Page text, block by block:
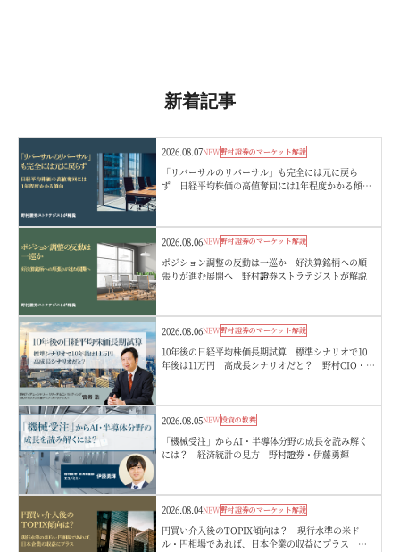
新着記事
2026.08.07NEW野村證券のマーケット解説
「リバーサルのリバーサル」も完全には元に戻ら
ず 日経平均株価の高値奪回には1年程度かかる傾
2026.08.06NEW野村證券のマーケット解説
ポジション調整の反動は一巡か 好決算銘柄への順
張りが進む展開へ 野村證券ストラテジストが解説
2026.08.06NEW野村證券のマーケット解説
10年後の日経平均株価長期試算 標準シナリオで10
年後は11万円 高成長シナリオだと？ 野村CIO・宮
2026.08.05NEW投資の教養
「機械受注」からAI・半導体分野の成長を読み解く
には？ 経済統計の見方 野村證券・伊藤勇輝
2026.08.04NEW野村證券のマーケット解説
円買い介入後のTOPIX傾向は？ 現行水準の米ド
ル・円相場であれば、日本企業の収益にプラス 野